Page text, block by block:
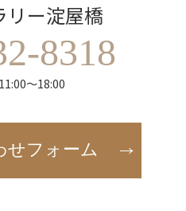
リー淀屋橋
8318
～18:00
せフォーム